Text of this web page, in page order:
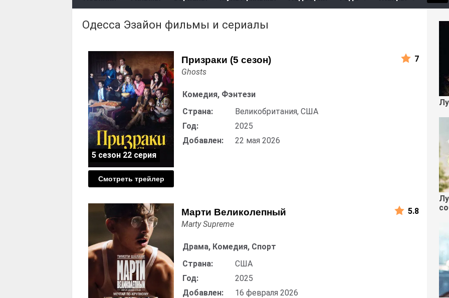
Одесса Эзайон фильмы и сериалы
Призраки (5 сезон)
Смотреть трейлер
Ghosts
Комедия, Фэнтези
Страна:
Великобритания, США
Год:
2025
Добавлен:
22 мая 2026
5 сезон 22 серия
7
Марти Великолепный
Marty Supreme
Драма, Комедия, Спорт
Страна:
США
Год:
2025
Добавлен:
16 февраля 2026
5.8